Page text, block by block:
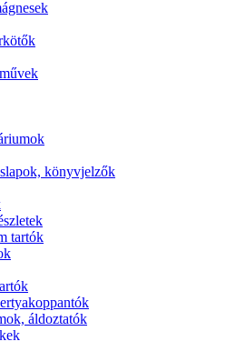
könyvjelzők
tartók
áldoztatók